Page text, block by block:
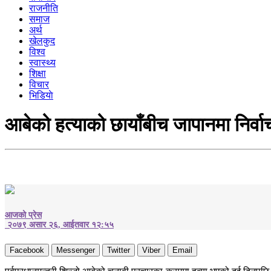
राजनीति
समाज
अर्थ
खेलकुद
विश्व
स्वास्थ्य
शिक्षा
विचार
भिडियाे
आबेको हत्याको छायाँबीच जापानमा
आजको प्रेस
२०७९ असार २६, आईतवार १२:५५
Facebook Messenger Twitter Viber Email